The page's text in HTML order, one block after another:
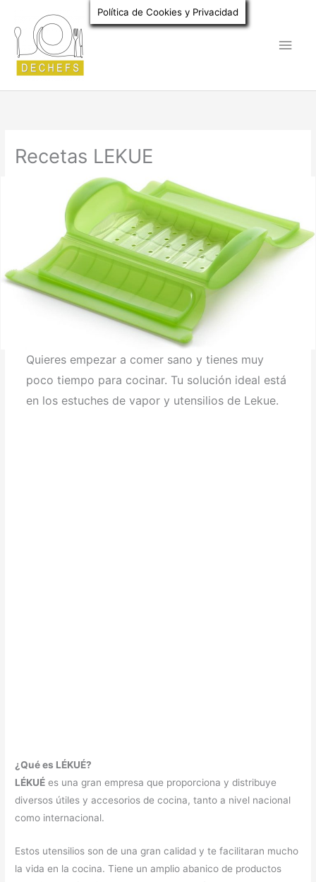
contenido
Recetas LEKUE
Quieres empezar a comer sano y tienes muy
poco tiempo para cocinar. Tu solución ideal está
en los estuches de vapor y utensilios de Lekue.
¿Qué es LÉKUÉ?
LÉKUÉ es una gran empresa que proporciona y distribuye
diversos útiles y accesorios de cocina, tanto a nivel nacional
como internacional.
Estos utensilios son de una gran calidad y te facilitaran mucho
la vida en la cocina. Tiene un amplio abanico de productos
Política de Cookies y Privacidad